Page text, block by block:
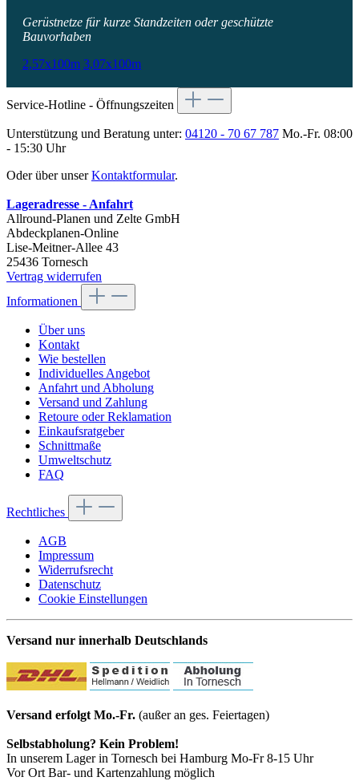
Gerüstnetze für kurze Standzeiten oder geschützte
Bauvorhaben
2,57x100m 3,07x100m
Service-Hotline - Öffnungszeiten
Unterstützung und Beratung unter: 04120 - 70 67 787 Mo.-Fr. 08:00
- 15:30 Uhr
Oder über unserKontaktformular.
Lageradresse - Anfahrt
Allround-Planen und Zelte GmbH
Abdeckplanen-Online
Lise-Meitner-Allee 43
25436 Tornesch
Vertrag widerrufen
Informationen
Über uns
Kontakt
Wie bestellen
Individuelles Angebot
Anfahrt und Abholung
Versand und Zahlung
Retoure oder Reklamation
Einkaufsratgeber
Schnittmaße
Umweltschutz
FAQ
Rechtliches
AGB
Impressum
Widerrufsrecht
Datenschutz
Cookie Einstellungen
Versand nur innerhalb Deutschlands
Versand erfolgt Mo.-Fr. (außer an ges. Feiertagen)
Selbstabholung? Kein Problem!
In unserem Lager in Tornesch bei Hamburg Mo-Fr 8-15 Uhr
Vor Ort Bar- und Kartenzahlung möglich